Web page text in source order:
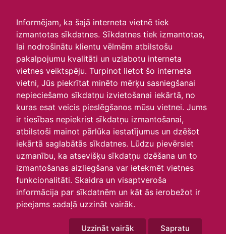
Informējam, ka šajā interneta vietnē tiek
izmantotas sīkdatnes. Sīkdatnes tiek izmantotas,
lai nodrošinātu klientu vēlmēm atbilstošu
pakalpojumu kvalitāti un uzlabotu interneta
vietnes veiktspēju. Turpinot lietot šo interneta
vietni, Jūs piekrītat minēto mērķu sasniegšanai
nepieciešamo sīkdatņu izvietošanai iekārtā, no
kuras esat veicis pieslēgšanos mūsu vietnei. Jums
ir tiesības nepiekrist sīkdatņu izmantošanai,
atbilstoši mainot pārlūka iestatījumus un dzēšot
iekārtā saglabātās sīkdatnes. Lūdzu pievērsiet
uzmanību, ka atsevišķu sīkdatņu dzēšana un to
izmantošanas aizliegšana var ietekmēt vietnes
funkcionalitāti. Skaidra un visaptveroša
informācija par sīkdatnēm un kāt ās ierobežot ir
pieejams sadaļā uzzināt vairāk.
Uzzināt vairāk Sapratu
Skats :
Aktuālie
Šodien Šonedēļ
Šomēnes
Arhīvs
O T S
5 6 8